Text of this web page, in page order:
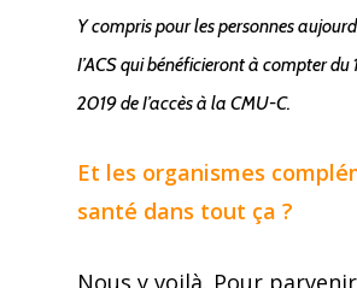
Y compris pour les personnes
I’ACS qui bénéficieront à compter du
2019 de I’accès à la CMU-C.
Et les organismes
santé dans tout ça ?
Nous y voilà. Pour